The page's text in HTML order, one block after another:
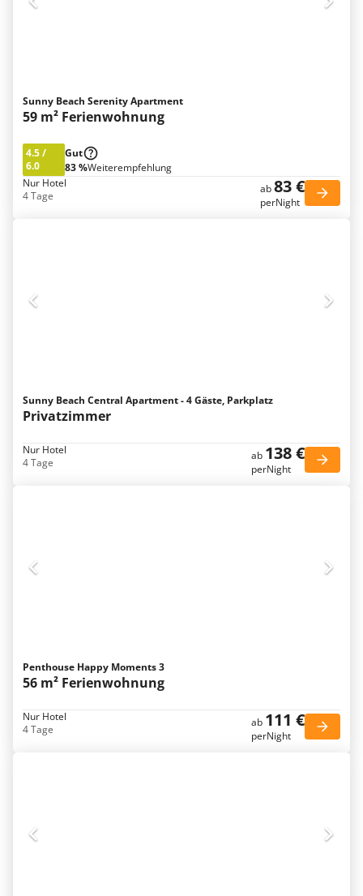
Sunny Beach Serenity Apartment
59 m² Ferienwohnung
4.5/
6.0
Gut
83 %Weiterempfehlung
Nur Hotel
4 Tage
ab83 €
perNight
Sunny Beach Central Apartment - 4 Gäste, Parkplatz
Privatzimmer
Nur Hotel
4 Tage
ab 138 €
perNight
Penthouse Happy Moments 3
56 m² Ferienwohnung
Nur Hotel
4 Tage
ab 111 €
perNight